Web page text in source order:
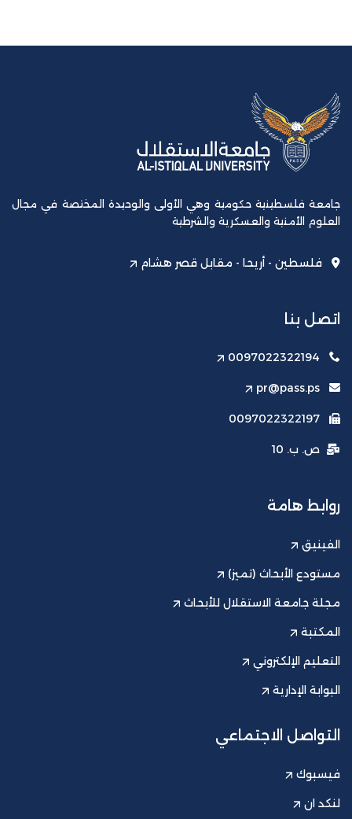
جامعة فلسطينية حكومية وهي الأولى والوحيدة المختصة في مجال
العلوم الأمنية والعسكرية والشرطية
فلسطين - أريحا - مقابل قصر هشام
اتصل بنا
0097022322194
pr@pass.ps
0097022322197
ص. ب. 10
روابط هامة
الفينيق
مستودع الأبحاث (تميز)
مجلة جامعة الاستقلال للأبحاث
المكتبة
التعليم الإلكتروني
البوابة الإدارية
التواصل الاجتماعي
فيسبوك
لنكد ان